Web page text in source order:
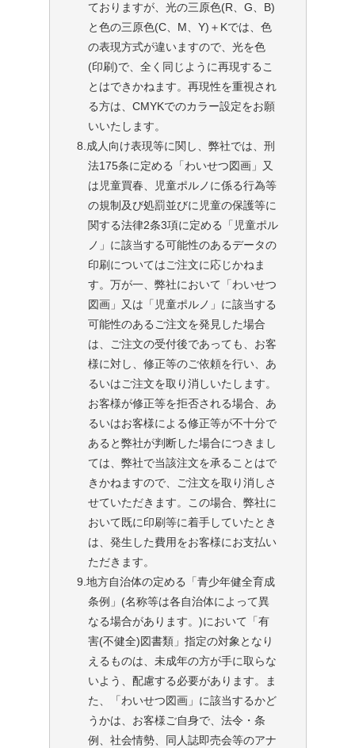
ておりますが、光の三原色(R、G、B)
と色の三原色(C、M、Y)＋Kでは、色
の表現方式が違いますので、光を色
(印刷)で、全く同じように再現するこ
とはできかねます。再現性を重視され
る方は、CMYKでのカラー設定をお願
いいたします。
8.成人向け表現等に関し、弊社では、刑
法175条に定める「わいせつ図画」又
は児童買春、児童ポルノに係る行為等
の規制及び処罰並びに児童の保護等に
関する法律2条3項に定める「児童ポル
ノ」に該当する可能性のあるデータの
印刷についてはご注文に応じかねま
す。万が一、弊社において「わいせつ
図画」又は「児童ポルノ」に該当する
可能性のあるご注文を発見した場合
は、ご注文の受付後であっても、お客
様に対し、修正等のご依頼を行い、あ
るいはご注文を取り消しいたします。
お客様が修正等を拒否される場合、あ
るいはお客様による修正等が不十分で
あると弊社が判断した場合につきまし
ては、弊社で当該注文を承ることはで
きかねますので、ご注文を取り消しさ
せていただきます。この場合、弊社に
おいて既に印刷等に着手していたとき
は、発生した費用をお客様にお支払い
ただきます。
9.地方自治体の定める「青少年健全育成
条例」(名称等は各自治体によって異
なる場合があります。)において「有
害(不健全)図書類」指定の対象となり
えるものは、未成年の方が手に取らな
いよう、配慮する必要があります。ま
た、「わいせつ図画」に該当するかど
うかは、お客様ご自身で、法令・条
例、社会情勢、同人誌即売会等のアナ